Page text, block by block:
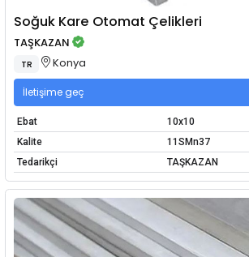
Soğuk Kare Otomat Çelikleri
TAŞKAZAN
TR Konya
İletişime geç
Ebat
10x10
Kalite
11SMn37
Tedarikçi
TAŞKAZAN